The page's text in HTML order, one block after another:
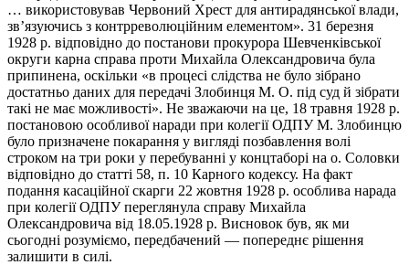
… використовував Червоний Хрест для антирадянської влади,
зв’язуючись з контрреволюційним елементом». 31 березня
1928 р. відповідно до постанови прокурора Шевченківської
округи карна справа проти Михайла Олександровича була
припинена, оскільки «в процесі слідства не було зібрано
достатньо даних для передачі Злобинця М. О. під суд й зібрати
такі не має можливості». Не зважаючи на це, 18 травня 1928 р.
постановою особливої наради при колегії ОДПУ М. Злобинцю
було призначене покарання у вигляді позбавлення волі
строком на три роки у перебуванні у концтаборі на о. Соловки
відповідно до статті 58, п. 10 Карного кодексу. На факт
подання касаційної скарги 22 жовтня 1928 р. особлива нарада
при колегії ОДПУ переглянула справу Михайла
Олександровича від 18.05.1928 р. Висновок був, як ми
сьогодні розуміємо, передбачений — попереднє рішення
залишити в силі.